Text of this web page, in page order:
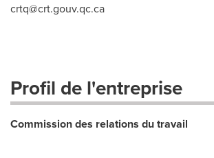
crtq@crt.gouv.qc.ca
Profil de l'entreprise
Commission des relations du travail